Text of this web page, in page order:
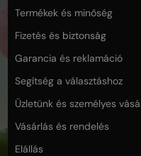
Termékek és minőség
Fizetés és biztonság
Garancia és reklamáció
Segítség a választáshoz
Üzletünk és személyes
Vásárlás és rendelés
Elállás